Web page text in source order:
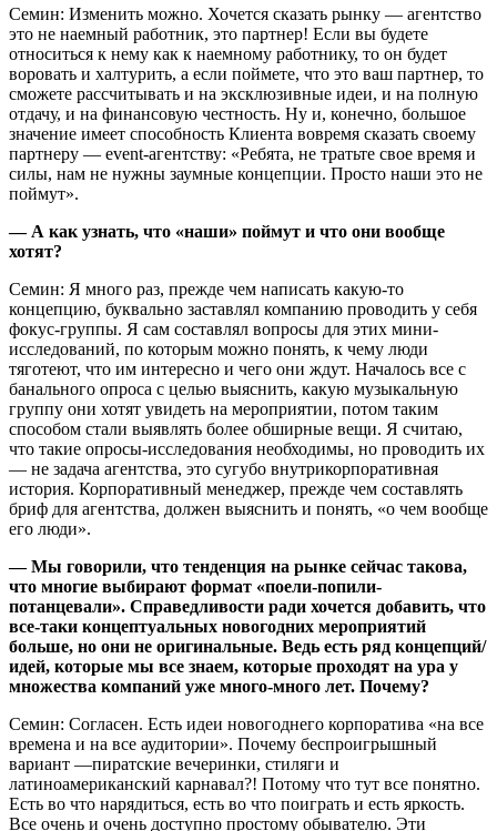
Семин: Изменить можно. Хочется сказать рынку — агентство
это не наемный работник, это партнер! Если вы будете
относиться к нему как к наемному работнику, то он будет
воровать и халтурить, а если поймете, что это ваш партнер, то
сможете рассчитывать и на эксклюзивные идеи, и на полную
отдачу, и на финансовую честность. Ну и, конечно, большое
значение имеет способность Клиента вовремя сказать своему
партнеру — event-агентству: «Ребята, не тратьте свое время и
силы, нам не нужны заумные концепции. Просто наши это не
поймут».
— А как узнать, что «наши» поймут и что они вообще
хотят?
Семин: Я много раз, прежде чем написать какую-то
концепцию, буквально заставлял компанию проводить у себя
фокус-группы. Я сам составлял вопросы для этих мини-
исследований, по которым можно понять, к чему люди
тяготеют, что им интересно и чего они ждут. Началось все с
банального опроса с целью выяснить, какую музыкальную
группу они хотят увидеть на мероприятии, потом таким
способом стали выявлять более обширные вещи. Я считаю,
что такие опросы-исследования необходимы, но проводить их
— не задача агентства, это сугубо внутрикорпоративная
история. Корпоративный менеджер, прежде чем составлять
бриф для агентства, должен выяснить и понять, «о чем вообще
его люди».
— Мы говорили, что тенденция на рынке сейчас такова,
что многие выбирают формат «поели-попили-
потанцевали». Справедливости ради хочется добавить, что
все-таки концептуальных новогодних мероприятий
больше, но они не оригинальные. Ведь есть ряд концепций/
идей, которые мы все знаем, которые проходят на ура у
множества компаний уже много-много лет. Почему?
Семин: Согласен. Есть идеи новогоднего корпоратива «на все
времена и на все аудитории». Почему беспроигрышный
вариант —пиратские вечеринки, стиляги и
латиноамериканский карнавал?! Потому что тут все понятно.
Есть во что нарядиться, есть во что поиграть и есть яркость.
Все очень и очень доступно простому обывателю. Эти